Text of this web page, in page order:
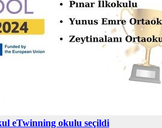
eTwinning okulu seçildi